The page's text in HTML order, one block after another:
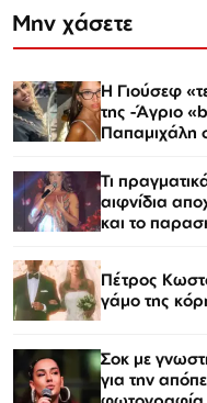
Μην χάσετε
Η Γιούσεφ
της -Άγριο
Παπαμιχάλη
Τι
αιφνίδια
και το
Πέτρος
γάμο της
Σοκ με
για την